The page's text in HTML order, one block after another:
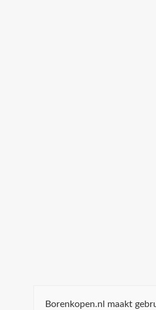
Borenkopen.nl maakt